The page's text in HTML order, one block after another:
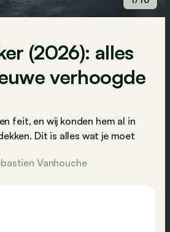
(2026): alles
verhoogde
feit, en wij konden hem al in
Dit is alles wat je moet
Vanhouche